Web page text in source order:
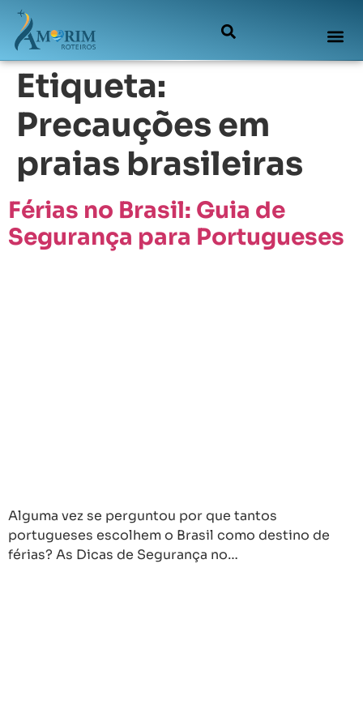
Etiqueta:
Precauções em
praias brasileiras
Férias no Brasil: Guia de
Segurança para Portugueses
Alguma vez se perguntou por que tantos
portugueses escolhem o Brasil como destino de
férias? As Dicas de Segurança no…